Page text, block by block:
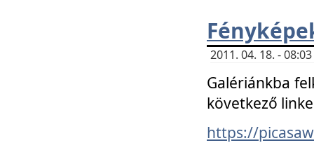
2011. 04. 18. -
Galériánkba
következő
https://